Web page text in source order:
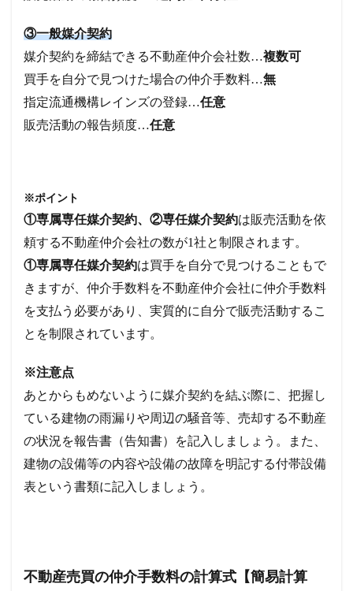
③一般媒介契約
媒介契約を締結できる不動産仲介会社数…複数可
買手を自分で見つけた場合の仲介手数料…無
指定流通機構レインズの登録…任意
販売活動の報告頻度…任意
※ポイント
①専属専任媒介契約、②専任媒介契約は販売活動を依
頼する不動産仲介会社の数が1社と制限されます。
①専属専任媒介契約は買手を自分で見つけることもで
きますが、仲介手数料を不動産仲介会社に仲介手数料
を支払う必要があり、実質的に自分で販売活動するこ
とを制限されています。
※注意点
あとからもめないように媒介契約を結ぶ際に、把握し
ている建物の雨漏りや周辺の騒音等、売却する不動産
の状況を報告書（告知書）を記入しましょう。また、
建物の設備等の内容や設備の故障を明記する付帯設備
表という書類に記入しましょう。
不動産売買の仲介手数料の計算式【簡易計算